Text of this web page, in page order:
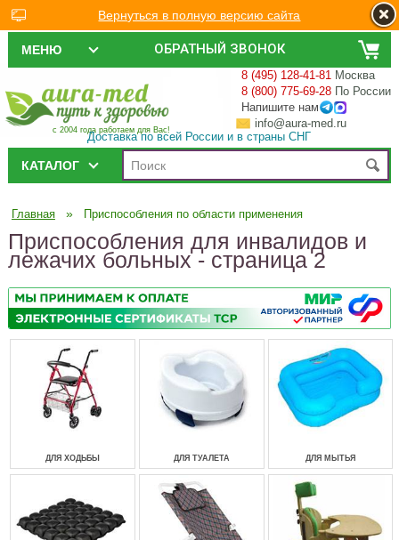
ОБРАТНЫЙ ЗВОНОК
МЕНЮ
с 2004 года работаем для Вас!
8 (495) 128-41-81 Москва
8 (800) 775-69-28 По России
Напишите нам
info@aura-med.ru
Доставка по всей России и в страны СНГ
КАТАЛОГ
Главная » Приспособления по области применения
Приспособления для инвалидов и
лежачих больных - страница 2
ДЛЯ ХОДЬБЫ ДЛЯ ТУАЛЕТА ДЛЯ МЫТЬЯ
Вернуться в полную версию сайта